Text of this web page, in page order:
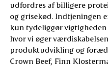
udfordres af billigere
og grisekød. Indtjeningen
kun tydeliggør
hvor vi øger
produktudvikling og
Crown Beef, Finn